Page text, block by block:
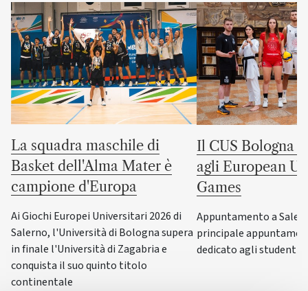
La squadra maschile di
Basket dell'Alma Mater è
campione d'Europa
Ai Giochi Europei Universitari 2026 di
Salerno, l'Università di Bologna supera
in finale l'Università di Zagabria e
conquista il suo quinto titolo
continentale
Il CUS Bologna
agli European
Games
Appuntamento a
principale
dedicato agli